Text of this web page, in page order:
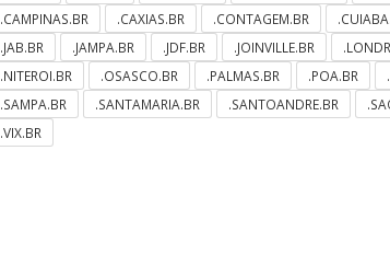
.CAMPINAS.BR
.CAXIAS.BR .CONTAGEM.BR
.JAB.BR
.JAMPA.BR .JDF.BR .JOINVILLE.BR
.NITEROI.BR
.OSASCO.BR .PALMAS.BR .POA.BR
.SAMPA.BR
.SANTAMARIA.BR .SANTOANDRE.BR
.VIX.BR